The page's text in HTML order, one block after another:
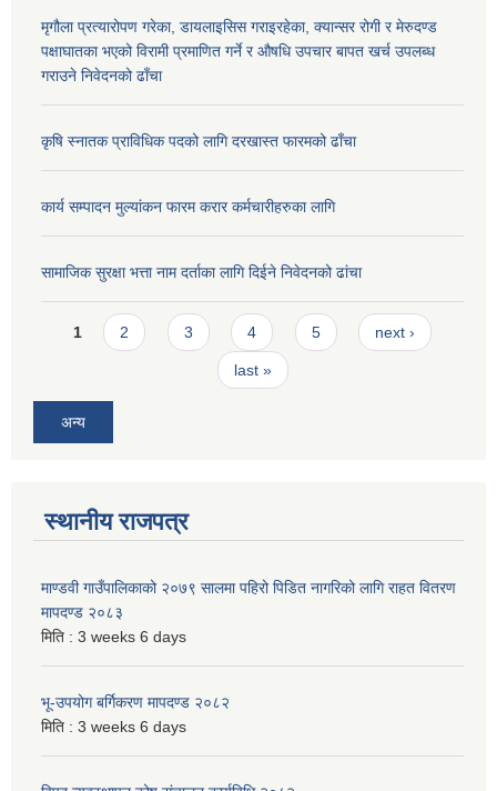
मृगौला प्रत्यारोपण गरेका, डायलाइसिस गराइरहेका, क्यान्सर रोगी र मेरुदण्ड
पक्षाघातका भएको विरामी प्रमाणित गर्ने र औषधि उपचार बापत खर्च उपलब्ध
गराउने निवेदनको ढाँचा
कृषि स्नातक प्राविधिक पदको लागि दरखास्त फारमको ढाँचा
कार्य सम्पादन मुल्यांकन फारम करार कर्मचारीहरुका लागि
सामाजिक सुरक्षा भत्ता नाम दर्ताका लागि दिईने निवेदनको ढांचा
Pages
1 2 3 4 5 next ›
last »
अन्य
स्थानीय राजपत्र
माण्डवी गाउँपालिकाको २०७९ सालमा पहिरो पिडित नागरिको लागि राहत वितरण
मापदण्ड २०८३
मिति : 3 weeks 6 days
भू-उपयोग बर्गिकरण मापदण्ड २०८२
मिति : 3 weeks 6 days